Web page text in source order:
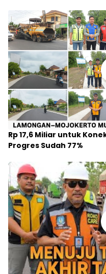
Rp 17,6 Miliar untuk
Progres Sudah 77%